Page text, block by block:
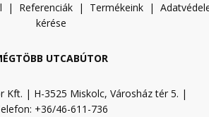
| Referenciák | Termékeink | A
kérése
UTCABÚTOR
Kft. | H-3525 Miskolc, Városház tér 5. |
+36/46-611-736